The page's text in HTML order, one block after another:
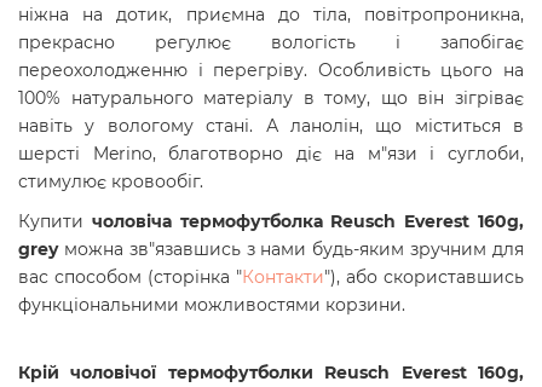
ніжна на дотик, приємна до тіла, повітропроникна,
прекрасно регулює вологість і запобігає
переохолодженню і перегріву. Особливість цього на
100% натурального матеріалу в тому, що він зігріває
навіть у вологому стані. А ланолін, що міститься в
шерсті Merino, благотворно діє на м"язи і суглоби,
стимулює кровообіг.
Купити чоловіча термофутболка Reusch Everest 160g,
greyможна зв"язавшись з нами будь-яким зручним для
вас способом (сторінка "Контакти"), або скориставшись
функціональними можливостями корзини.
Крій чоловічої термофутболки Reusch Everest 160g,